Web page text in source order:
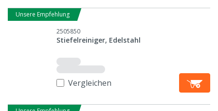
Unsere Empfehlung
2505850
Stiefelreiniger, Edelstahl
Vergleichen